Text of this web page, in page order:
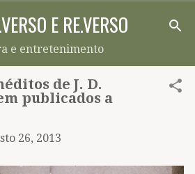
o conteúdo principal
E RE.VERSO
e entretenimento
de J. D.
publicados a
26, 2013